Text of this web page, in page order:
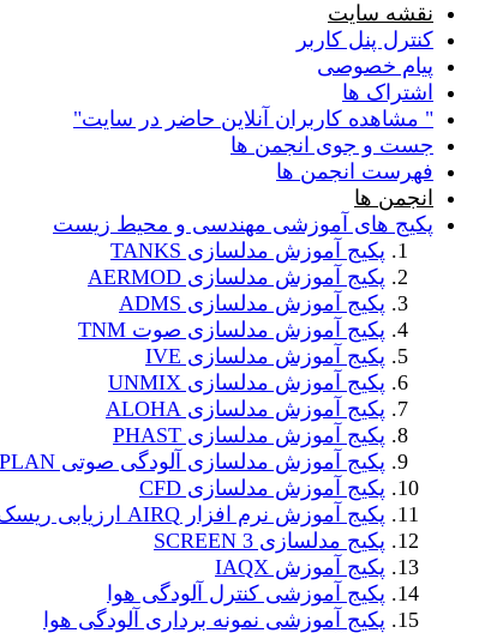
نقشه سایت
کنترل پنل کاربر
پیام خصوصی
اشتراک ها
" مشاهده کاربران آنلاین حاضر در سایت"
جست و جوی انجمن ها
فهرست انجمن ها
انجمن ها
پکیج های آموزشی مهندسی و محیط زیست
پکیج آموزش مدلسازی TANKS
پکیج آموزش مدلسازی AERMOD
پکیج آموزش مدلسازی ADMS
پکیج آموزش مدلسازی صوت TNM
پکیج آموزش مدلسازی IVE
پکیج آموزش مدلسازی UNMIX
پکیج آموزش مدلسازی ALOHA
پکیج آموزش مدلسازی PHAST
پکیج آموزش مدلسازی آلودگی صوتی SOUNDPLAN
پکیج آموزش مدلسازی CFD
پکیج آموزش نرم افزار AIRQ ارزیابی ریسک
پکیج مدلسازی SCREEN 3
پکیج آموزش IAQX
پکیج آموزشی کنترل آلودگی هوا
پکیج آموزشی نمونه برداری آلودگی هوا